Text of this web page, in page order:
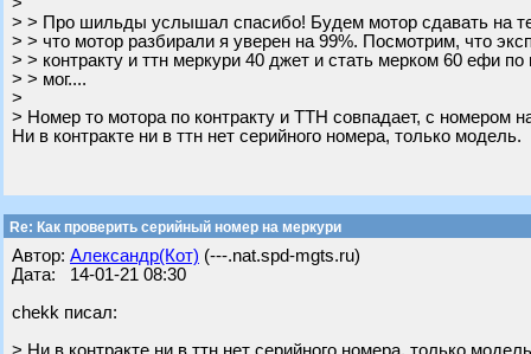
> > Про шильды услышал спасибо! Будем мотор сдавать на
> > что мотор разбирали я уверен на 99%. Посмотрим, что
> > контракту и ттн меркури 40 джет и стать мерком 60 ефи
> > мог....
>
> Номер то мотора по контракту и ТТН совпадает, с номером
Ни в контракте ни в ттн нет серийного номера, только модель.
Re: Как проверить серийный номер на меркури
Автор: Александр(Кот) (---.nat.spd-mgts.ru)
Дата: 14-01-21 08:30
chekk писал: